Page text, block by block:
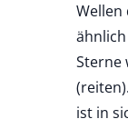
Wellen
Sterne
ist in